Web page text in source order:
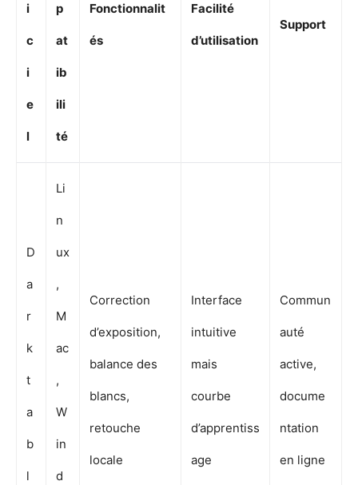
i
c
i
e
l
p
at
ib
ili
té
Fonctionnalit
és
Facilité
d’utilisation
Support
D
a
r
k
t
a
b
l
Li
n
ux
,
M
ac
,
W
in
d
Correction
d’exposition,
balance des
blancs,
retouche
locale
Interface
intuitive
mais
courbe
d’apprentiss
age
Commun
auté
active,
docume
ntation
en ligne